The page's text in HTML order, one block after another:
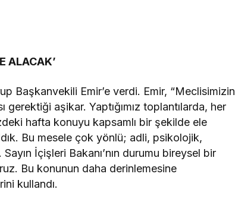
ALACAK’
Başkanvekili Emir’e verdi. Emir, “Meclisimizin
aşikar. Yaptığımız toplantılarda, her
hafta konuyu kapsamlı bir şekilde ele
Bu mesele çok yönlü; adli, psikolojik,
İçişleri Bakanı’nın durumu bireysel bir
Bu konunun daha derinlemesine
kullandı.